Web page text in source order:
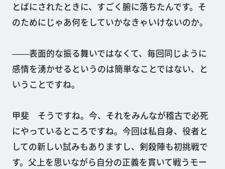
とばにされたときに、すごく腑に落ちたんです。そ
のためにじゃあ何をしていかなきゃいけないのか。
――表面的な振る舞いではなくて、毎回同じように
感情を湧かせるというのは簡単なことではない、と
いうことですね。
甲斐 そうですね。今、それをみんなが稽古で必死
にやっているところですね。今回は私自身、役者と
しての新しい試みもありますし、剣殺陣も初挑戦で
す。父上を思いながら自分の正義を貫いて戦うモー